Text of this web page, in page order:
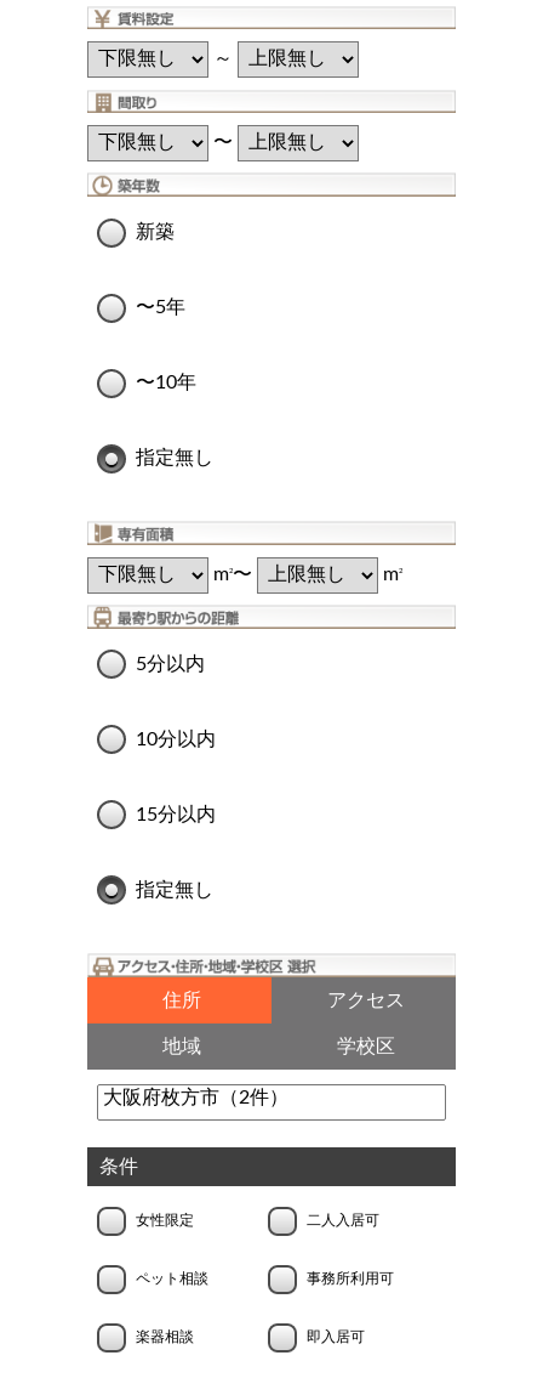
～
〜
新築
〜5年
〜10年
指定無し
m2〜 m2
5分以内
10分以内
15分以内
指定無し
住所 アクセス
地域 学校区
条件
女性限定 二人入居可
ペット相談 事務所利用可
楽器相談 即入居可